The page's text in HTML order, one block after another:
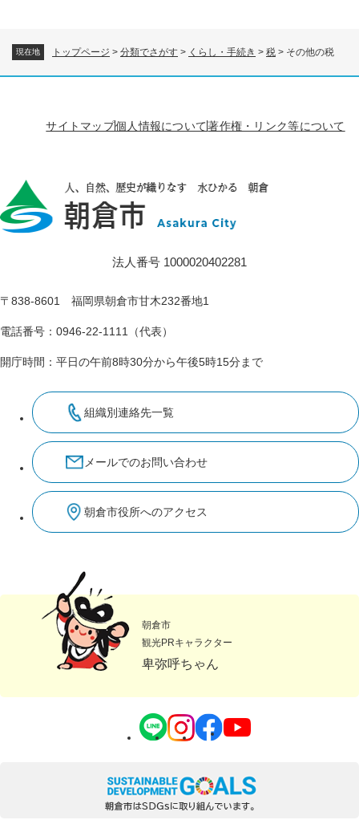
現在地 トップページ > 分類でさがす > くらし・手続き > 税 > その他の税
サイトマップ個人情報について著作権・リンク等について
法人番号 1000020402281
〒838-8601 福岡県朝倉市甘木232番地1
電話番号：0946-22-1111（代表）
開庁時間：平日の午前8時30分から午後5時15分まで
組織別連絡先一覧
メールでのお問い合わせ
朝倉市役所へのアクセス
朝倉市
観光PRキャラクター
卑弥呼ちゃん